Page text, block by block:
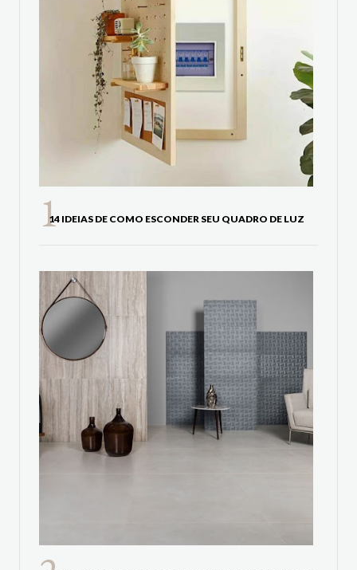
14 IDEIAS DE COMO ESCONDER SEU QUADRO DE LUZ